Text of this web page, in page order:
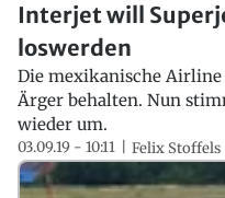
Interjet will
loswerden
Die mexikanische
Ärger behalten. Nun
wieder um.
03.09.19 - 10:11 Felix Stoffels